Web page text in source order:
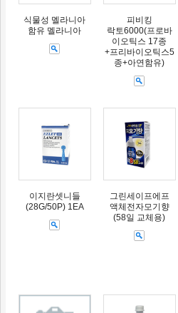
식물성 멜라니아
함유 멜라니아
피비킹
락토6000(프로바
이오틱스 17종
+프리바이오틱스5
종+아연함유)
이지란셋니들
(28G/50P) 1EA
그린세이프에프
액체전자모기향
(58일 교체용)